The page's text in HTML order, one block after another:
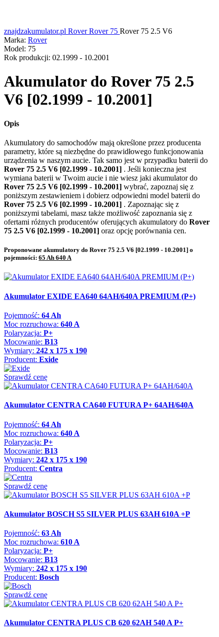
znajdzakumulator.pl Rover Rover 75 Rover 75 2.5 V6
Marka: Rover
Model: 75
Rok produkcji: 02.1999 - 10.2001
Akumulator do Rover 75 2.5
V6 [02.1999 - 10.2001]
Opis
Akumulatory do samochodów mają określone przez producenta
parametry, które są niezbędne do prawidłowego funkcjonowania
urządzenia w naszym aucie. Tak samo jest w przypadku baterii do
Rover 75 2.5 V6 [02.1999 - 10.2001] . Jeśli konieczna jest
wymiana baterii w Twoim aucie i nie wiesz jaki akumulator do
Rover 75 2.5 V6 [02.1999 - 10.2001] wybrać, zapoznaj się z
poniższym zestawieniem i dobierz odpowiedni model baterii do
Rover 75 2.5 V6 [02.1999 - 10.2001] . Zapoznając się z
poniższymi tabelami, masz także możliwość zapoznania się z
ofertami różnych producentów oferujących akumulatory do Rover
75 2.5 V6 [02.1999 - 10.2001] oraz opcję porównania cen.
Proponowane akumulatory do Rover 75 2.5 V6 [02.1999 - 10.2001] o
pojemności: 65 Ah 640 A
Akumulator EXIDE EA640 64AH/640A PREMIUM (P+)
Pojemność: 64 Ah
Moc rozruchowa: 640 A
Polaryzacja: P+
Mocowanie: B13
Wymiary: 242 x 175 x 190
Producent: Exide
Sprawdź cenę
Akumulator CENTRA CA640 FUTURA P+ 64AH/640A
Pojemność: 64 Ah
Moc rozruchowa: 640 A
Polaryzacja: P+
Mocowanie: B13
Wymiary: 242 x 175 x 190
Producent: Centra
Sprawdź cenę
Akumulator BOSCH S5 SILVER PLUS 63AH 610A +P
Pojemność: 63 Ah
Moc rozruchowa: 610 A
Polaryzacja: P+
Mocowanie: B13
Wymiary: 242 x 175 x 190
Producent: Bosch
Sprawdź cenę
Akumulator CENTRA PLUS CB 620 62AH 540 A P+